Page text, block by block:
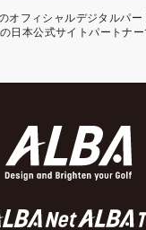
オフィシャルデジタルパー
日本公式サイトパートナー